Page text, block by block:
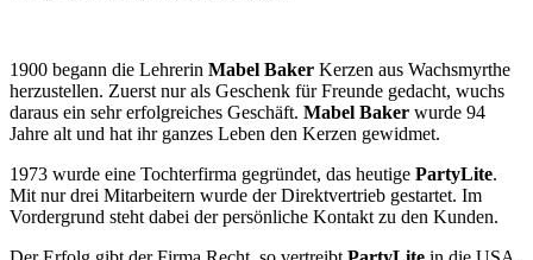
1900 begann die Lehrerin Mabel Baker Kerzen aus Wachsmyrthe
herzustellen. Zuerst nur als Geschenk für Freunde gedacht, wuchs
daraus ein sehr erfolgreiches Geschäft. Mabel Baker wurde 94
Jahre alt und hat ihr ganzes Leben den Kerzen gewidmet.
1973 wurde eine Tochterfirma gegründet, das heutige PartyLite.
Mit nur drei Mitarbeitern wurde der Direktvertrieb gestartet. Im
Vordergrund steht dabei der persönliche Kontakt zu den Kunden.